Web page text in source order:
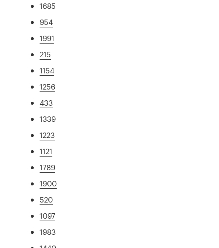
1685
954
1991
215
1154
1256
433
1339
1223
1121
1789
1900
520
1097
1983